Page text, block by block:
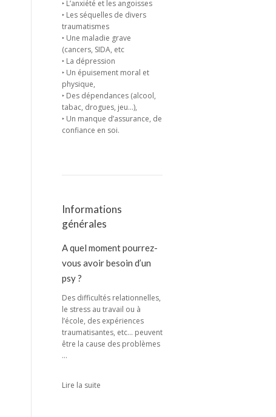
‣ L’anxiété et les angoisses
‣ Les séquelles de divers
traumatismes
‣ Une maladie grave
(cancers, SIDA, etc
‣ La dépression
‣ Un épuisement moral et
physique,
‣ Des dépendances (alcool,
tabac, drogues, jeu…),
‣ Un manque d’assurance, de
confiance en soi.
Informations
générales
A quel moment pourrez-
vous avoir besoin d’un
psy ?
Des difficultés relationnelles,
le stress au travail ou à
l’école, des expériences
traumatisantes, etc… peuvent
être la cause des problèmes
…
Lire la suite